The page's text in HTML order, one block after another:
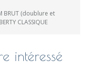
BRUT (doublure et
CLASSIQUE
intéressé